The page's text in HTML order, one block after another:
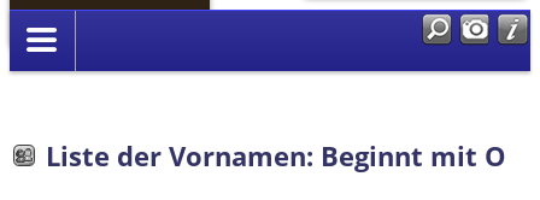
Anmelden
Liste der Vornamen: Beginnt mit O